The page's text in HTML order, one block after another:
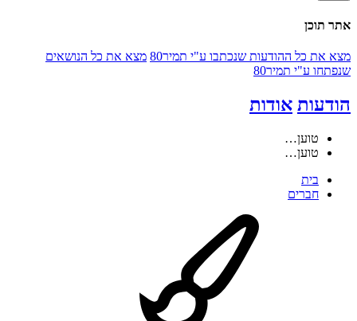
אתר תוכן
מצא את כל ההודעות שנכתבו ע"י תמיר80
מצא את כל הנושאים
שנפתחו ע"י תמיר80
הודעות אודות
טוען…
טוען…
בית
חברים